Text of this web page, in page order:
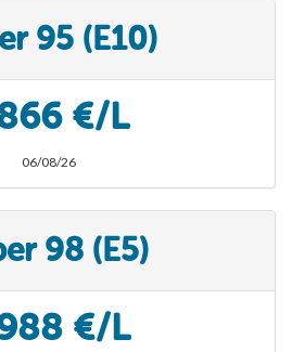
95 (E10)
€/L
06/08/26
98 (E5)
€/L